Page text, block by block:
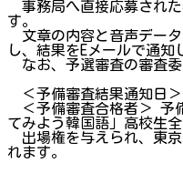
事務局へ直接応募され
す。
文章の内容と音声デー
し、結果をEメールで通知
なお、予選審査の審査委
＜予備審査結果通知日＞
＜予備審査合格者＞ 予
てみよう韓国語」高校生
出場権を与えられ、東
れます。